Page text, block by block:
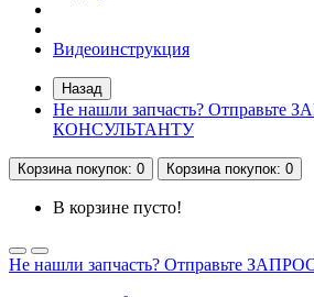
Видеоинструкция
Назад
Не нашли запчасть? Отправьте
КОНСУЛЬТАНТУ
Корзинапокупок: 0 Корзинапокупок: 0
В корзине пусто!
Не нашли запчасть? Отправьте